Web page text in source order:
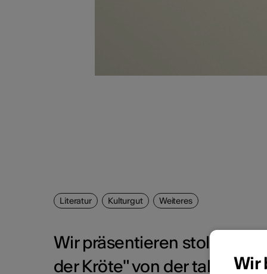
Literatur Kulturgut Weiteres
Wir präsentieren stolz das
der Kröte" von der
Wir